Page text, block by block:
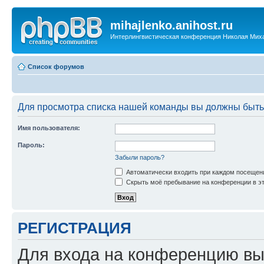
mihajlenko.anihost.ru
Интерлингвистическая конференция Николая
Список форумов
Для просмотра списка нашей команды вы должны
Имя пользователя:
Пароль:
Забыли пароль?
Автоматически входить при каждом
Скрыть моё пребывание на конференции в
РЕГИСТРАЦИЯ
Для входа на конференцию